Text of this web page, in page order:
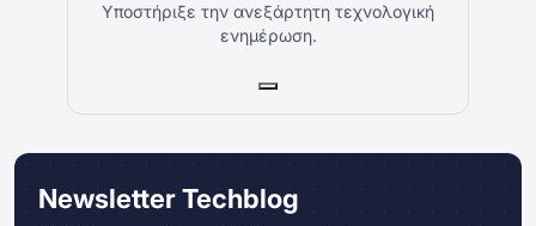
Υποστήριξε την ανεξάρτητη τεχνολογική
ενημέρωση.
Newsletter Techblog